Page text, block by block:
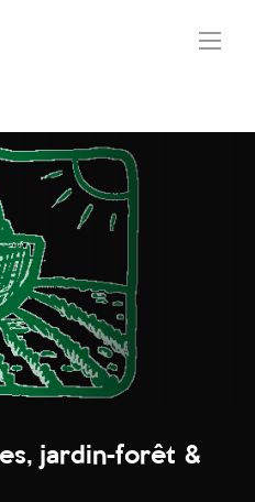
jardin-forêt &